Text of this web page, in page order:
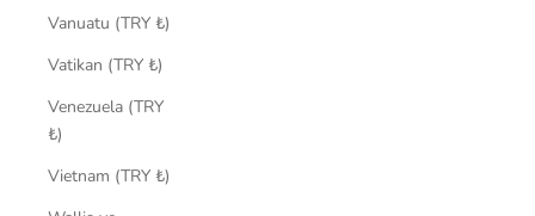
Vanuatu (TRY ₺)
Vatikan (TRY ₺)
Venezuela (TRY
₺)
Vietnam (TRY ₺)